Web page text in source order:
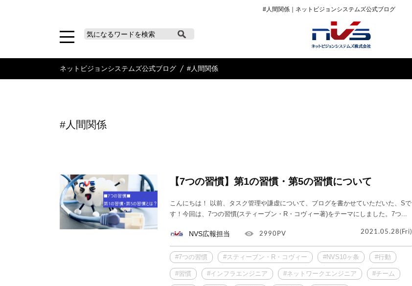
#人間関係｜ネットビジョンシステムズ公式ブログ
ネットビジョンシステムズ公式ブログ #人間関係
#人間関係
【7つの習慣】第1の習慣・第5の習慣について
こんにちは！ 以前、タスク管理や謙虚について、ブログを書かせていただいた、Sで
す！今回は、7つの習慣(スティーブン・R・コヴィー著)をテーマにしました。7つ...
NVS広報担当 2990PV 2021.05.28(Fri)
#7つの習慣 #スティーブン・R・コヴィー #NVS10ヶ条 #行動
#習慣 #インフラエンジニア #ネットワークエンジニア #チーム